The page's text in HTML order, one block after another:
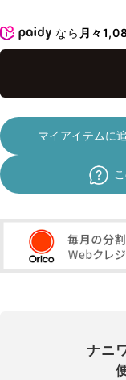
なら 月々
マイアイテムに
ナニ